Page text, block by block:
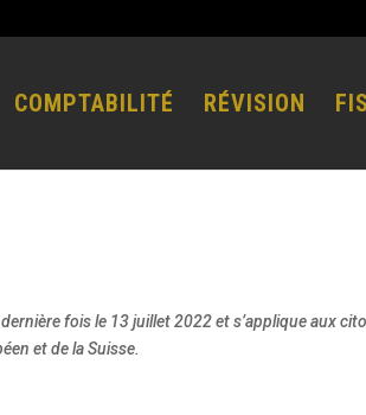
COMPTABILITÉ RÉVISION
fois le 13 juillet 2022 et s’applique aux
et de la Suisse.